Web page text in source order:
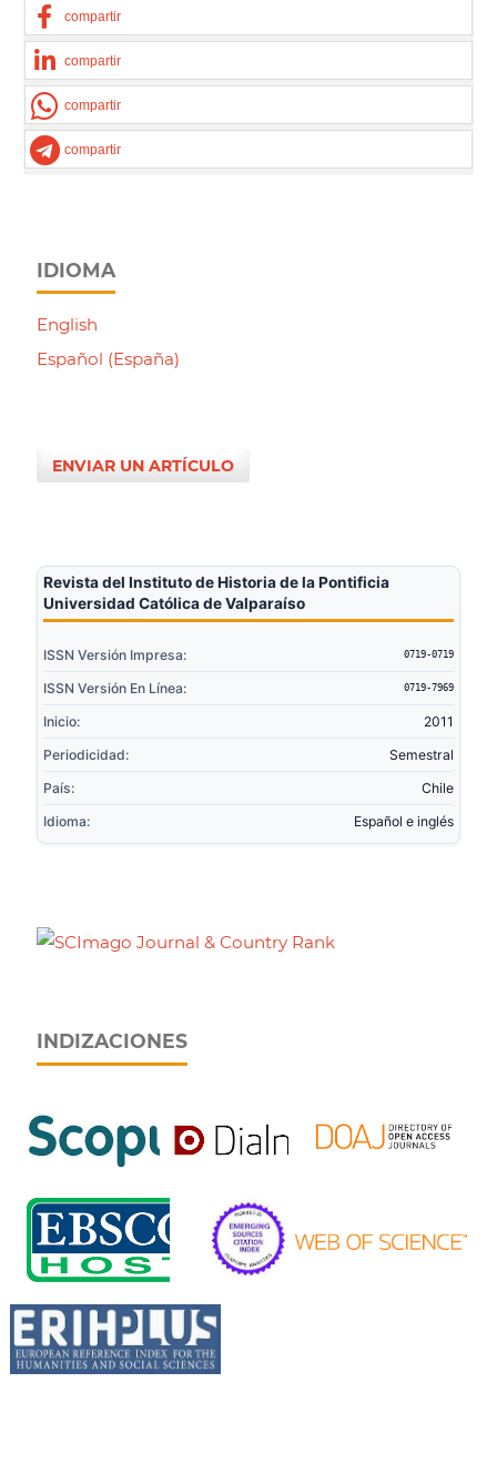
compartir
compartir
compartir
compartir
IDIOMA
English
Español (España)
ENVIAR UN ARTÍCULO
Revista del Instituto de Historia de la Pontificia
Universidad Católica de Valparaíso
ISSN Versión Impresa: 0719-0719
ISSN Versión En Línea: 0719-7969
Inicio:
2011
Periodicidad:
Semestral
País:
Chile
Idioma:
Español e inglés
INDIZACIONES